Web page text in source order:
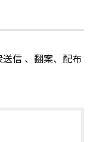
信 、翻案、配布